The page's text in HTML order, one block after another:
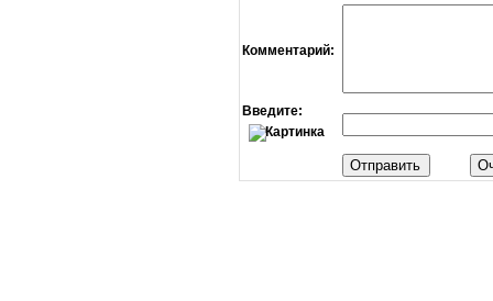
Комментарий:
Введите: